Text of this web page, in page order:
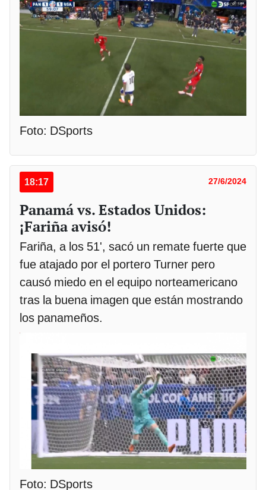
Foto: DSports
18:17 27/6/2024
Panamá vs. Estados Unidos:
¡Fariña avisó!
Fariña, a los 51', sacó un remate fuerte que
fue atajado por el portero Turner pero
causó miedo en el equipo norteamericano
tras la buena imagen que están mostrando
los panameños.
Foto: DSports